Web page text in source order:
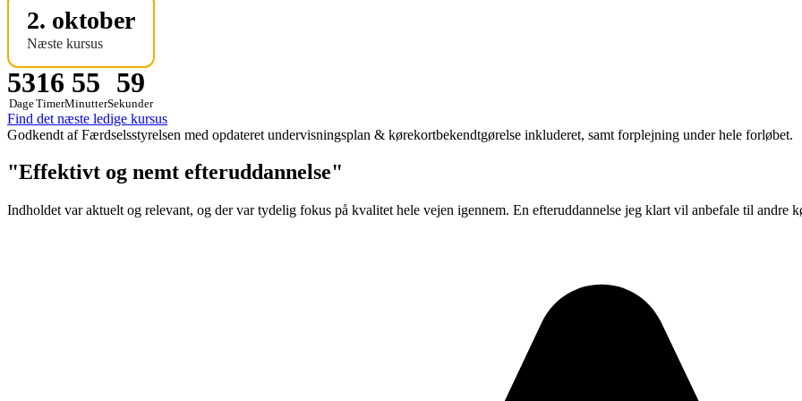
2. oktober
Næste kursus
53
Dage
16
Timer
55
Minutter
58
Sekunder
Find det næste ledige kursus
Godkendt af Færdselsstyrelsen med opdateret undervisningsplan & kørekortbekendtgørelse inkluderet, samt forplejning under hele forløbet.
"Effektivt og nemt efteruddannelse"
Indholdet var aktuelt og relevant, og der var tydelig fokus på kvalitet hele vejen igennem. En efteruddannelse jeg klart vil anbefale til andre